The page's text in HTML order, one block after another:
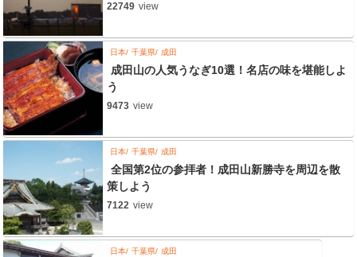
22749 view
日本 千葉県 成田
成田山の人気うなぎ10選！名店の味を堪能しよ
う
9473 view
日本 千葉県 成田
全国第2位の参拝者！成田山新勝寺を周辺を散
策しよう
7122 view
日本 千葉県 成田